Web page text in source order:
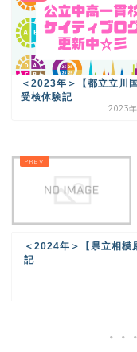
＜2023年＞【都立立川国
受検体験記
2023
＜2024年＞【県立相模
記